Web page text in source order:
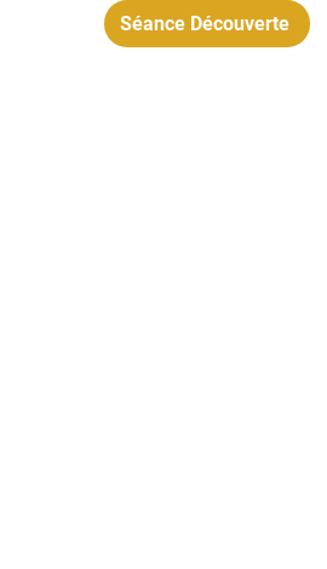
Séance Découverte